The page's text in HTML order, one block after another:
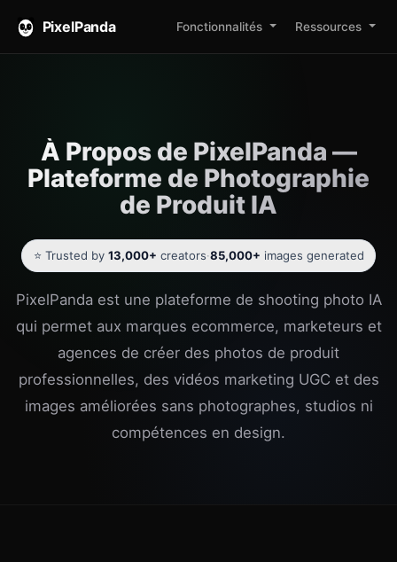
PixelPanda Fonctionnalités Ressources
À Propos de PixelPanda —
Plateforme de Photographie
de Produit IA
⭐ Trusted by 13,000+ creators·85,000+ images generated
PixelPanda est une plateforme de shooting photo IA
qui permet aux marques ecommerce, marketeurs et
agences de créer des photos de produit
professionnelles, des vidéos marketing UGC et des
images améliorées sans photographes, studios ni
compétences en design.